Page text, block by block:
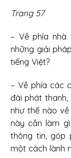
Trang 57
– Về phía
những giải
tiếng Việt?
– Về phía các
đài phát
như thế nào
này cần làm
thông tin, góp
một cách lành